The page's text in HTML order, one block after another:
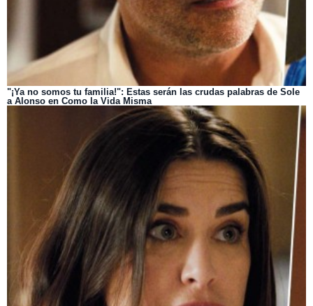
"¡Ya no somos tu familia!": Estas serán las crudas palabras de Sole
a Alonso en Como la Vida Misma